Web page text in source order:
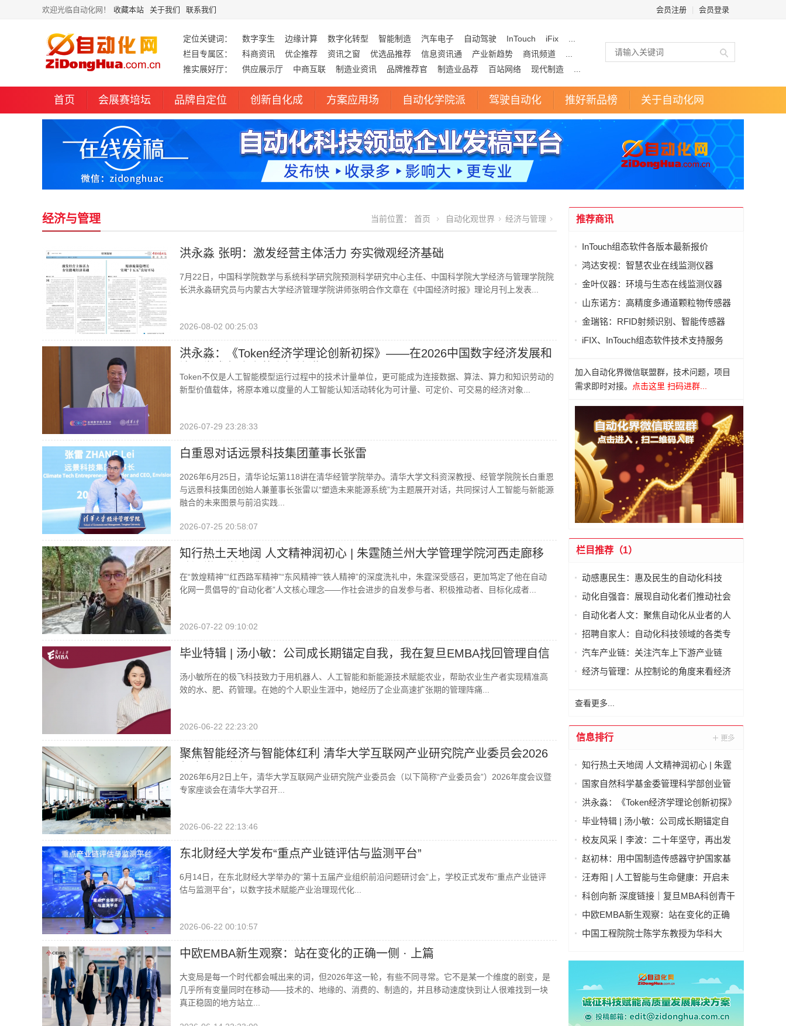
欢迎光临自动化网！ 收藏本站 关于我们 联系我们 会员注册 会员登录
定位关键词： 数字孪生 边缘计算 数字化转型 智能制造 汽车电子 自动驾驶 InTouch iFix
栏目专属区：
科商资讯 优企推荐 资讯之窗 优选品推荐 信息资讯通 产业新趋势 商讯频道
推实展好厅：
供应展示厅 中商互联 制造业资讯 品牌推荐官 制造业品荐 百站网络 现代制造
首页 会展赛培坛 品牌自定位 创新自化成 方案应用场 自动化学院派 驾驶自动化 推好新品榜 关于自动化网
经济与管理 当前位置： 首页 自动化观世界 经济与管理
洪永淼 张明：激发经营主体活力 夯实微观经济基础
7月22日，中国科学院数学与系统科学研究院预测科学研究中心主任、中国科学院大学经济与管理学院院
长洪永淼研究员与内蒙古大学经济管理学院讲师张明合作文章在《中国经济时报》理论月刊上发表...
2026-08-02 00:25:03
洪永淼：《Token经济学理论创新初探》——在2026中国数字经济发展和
Token不仅是人工智能模型运行过程中的技术计量单位，更可能成为连接数据、算法、算力和知识劳动的
新型价值载体，将原本难以度量的人工智能认知活动转化为可计量、可定价、可交易的经济对象...
2026-07-29 23:28:33
白重恩对话远景科技集团董事长张雷
2026年6月25日，清华论坛第118讲在清华经管学院举办。清华大学文科资深教授、经管学院院长白重恩
与远景科技集团创始人兼董事长张雷以“塑造未来能源系统”为主题展开对话，共同探讨人工智能与新能源
融合的未来图景与前沿实践...
2026-07-25 20:58:07
知行热土天地阔 人文精神润初心 | 朱霆随兰州大学管理学院河西走廊移
在“敦煌精神”“红西路军精神”“东风精神”“铁人精神”的深度洗礼中，朱霆深受感召，更加笃定了他在自动
化网一贯倡导的“自动化者”人文核心理念——作社会进步的自发参与者、积极推动者、目标化成者...
2026-07-22 09:10:02
毕业特辑 | 汤小敏：公司成长期锚定自我，我在复旦EMBA找回管理自信
汤小敏所在的极飞科技致力于用机器人、人工智能和新能源技术赋能农业，帮助农业生产者实现精准高
效的水、肥、药管理。在她的个人职业生涯中，她经历了企业高速扩张期的管理阵痛...
2026-06-22 22:23:20
聚焦智能经济与智能体红利 清华大学互联网产业研究院产业委员会2026
2026年6月2日上午，清华大学互联网产业研究院产业委员会（以下简称“产业委员会”）2026年度会议暨
专家座谈会在清华大学召开...
2026-06-22 22:13:46
东北财经大学发布“重点产业链评估与监测平台”
6月14日，在东北财经大学举办的“第十五届产业组织前沿问题研讨会”上，学校正式发布“重点产业链评
估与监测平台”，以数字技术赋能产业治理现代化...
2026-06-22 00:10:57
中欧EMBA新生观察：站在变化的正确一侧 · 上篇
大变局是每一个时代都会喊出来的词，但2026年这一轮，有些不同寻常。它不是某一个维度的剧变，是
几乎所有变量同时在移动——技术的、地缘的、消费的、制造的，并且移动速度快到让人很难找到一块
真正稳固的地方站立...
推荐商讯
InTouch组态软件各版本最新报价
鸿达安视：智慧农业在线监测仪器
金叶仪器：环境与生态在线监测仪器
山东诺方：高精度多通道颗粒物传感器
金瑞铭：RFID射频识别、智能传感器
iFIX、InTouch组态软件技术支持服务
加入自动化界微信联盟群，技术问题，项目
需求即时对接。
点击这里 扫码进群...
栏目推荐（1）
动感惠民生：惠及民生的自动化科技
动化自强音：展现自动化者们推动社会
进步发出的响亮声音
自动化者人文：聚焦自动化从业者的人
文思考
招聘自家人：自动化科技领域的各类专
家及人才需求资讯
汽车产业链：关注汽车上下游产业链
经济与管理：从控制论的角度来看经济
查看更多...
信息排行
知行热土天地阔 人文精神润初心 | 朱霆
随兰州大学管理学院河西走廊移动课堂
国家自然科学基金委管理科学部创业管
理学科“十五五”规划会议暨创新创业与经
洪永淼：《Token经济学理论创新初探》
——在2026中国数字经济发展和治理学
毕业特辑 | 汤小敏：公司成长期锚定自
我，我在复旦EMBA找回管理自信
校友风采丨李波：二十年坚守，再出发
赵初林：用中国制造传感器守护国家基
础设施建运安全
汪寿阳 | 人工智能与生命健康：开启未
来医疗的新时代
科创向新 深度链接｜复旦MBA科创青干
营走进知行机器人，共探具身智能创新
中欧EMBA新生观察：站在变化的正确
一侧 · 上篇
中国工程院院士陈学东教授为华科大
人技术》